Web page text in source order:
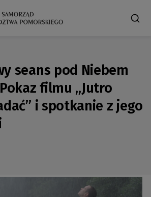
seans pod Niebem
filmu „Jutro
i spotkanie z jego